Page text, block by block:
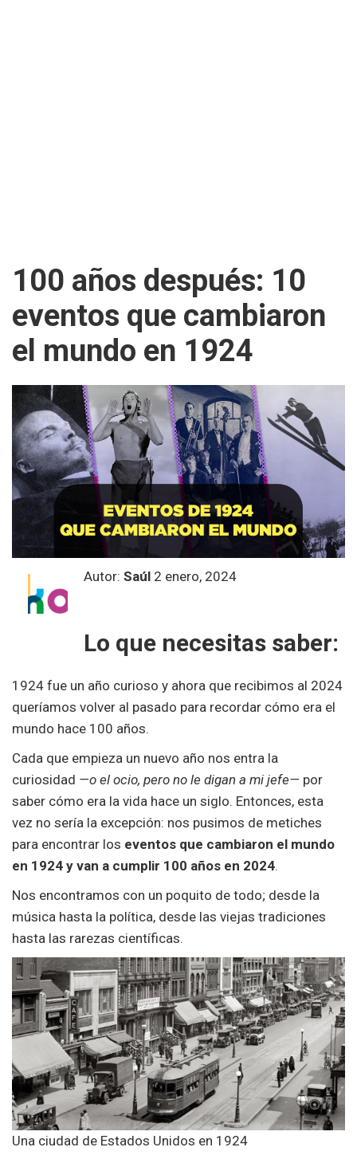
100 años después: 10
eventos que cambiaron
el mundo en 1924
Autor: Saúl 2 enero, 2024
Lo que necesitas saber:
1924 fue un año curioso y ahora que recibimos al 2024
queríamos volver al pasado para recordar cómo era el
mundo hace 100 años.
Cada que empieza un nuevo año nos entra la
curiosidad —o el ocio, pero no le digan a mi jefe— por
saber cómo era la vida hace un siglo. Entonces, esta
vez no sería la excepción: nos pusimos de metiches
para encontrar los eventos que cambiaron el mundo
en 1924 y van a cumplir 100 años en 2024.
Nos encontramos con un poquito de todo; desde la
música hasta la política, desde las viejas tradiciones
hasta las rarezas científicas.
Una ciudad de Estados Unidos en 1924